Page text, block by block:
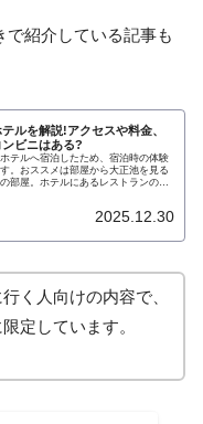
紹介している記事も
ルを解説!アクセスや料金、
ビニはある?
テルへ宿泊したため、宿泊時の体験
。おススメは部屋から大正池を見る
部屋。ホテルにあるレストランの窓
2025.12.30
く人向けの内容で、
定しています。